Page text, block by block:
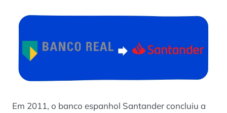
Em 2011, o banco espanhol Santander concluiu a